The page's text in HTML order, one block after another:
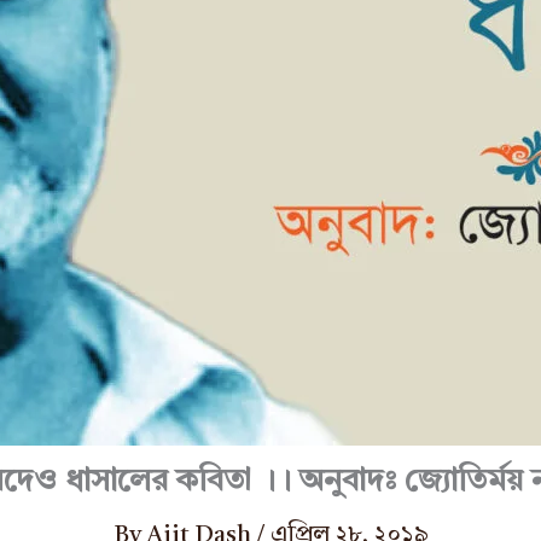
ধাসালের কবিতা ।। অনুবাদঃ জ্যোতির্ময়
By Ajit Dash / এপ্রিল ২৮, ২০১৯